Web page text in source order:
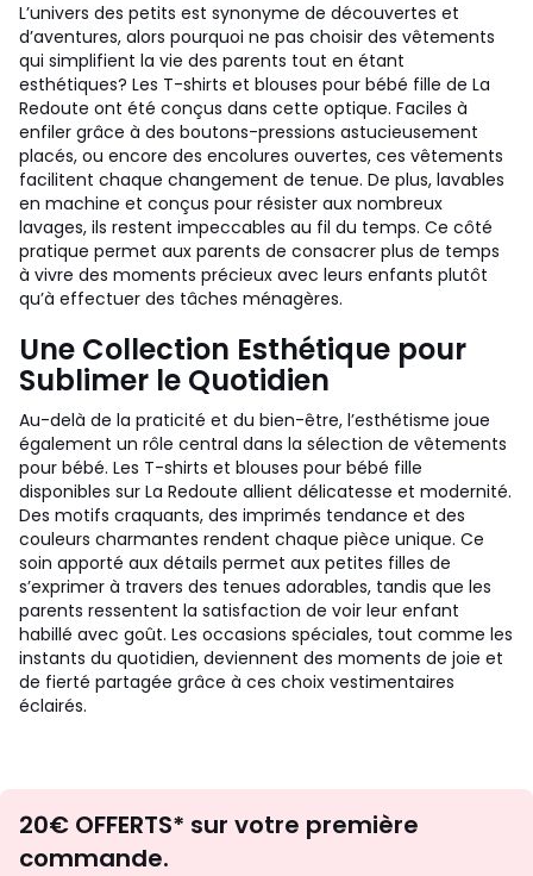
L’univers des petits est synonyme de découvertes et
d’aventures, alors pourquoi ne pas choisir des vêtements
qui simplifient la vie des parents tout en étant
esthétiques? Les T-shirts et blouses pour bébé fille de La
Redoute ont été conçus dans cette optique. Faciles à
enfiler grâce à des boutons-pressions astucieusement
placés, ou encore des encolures ouvertes, ces vêtements
facilitent chaque changement de tenue. De plus, lavables
en machine et conçus pour résister aux nombreux
lavages, ils restent impeccables au fil du temps. Ce côté
pratique permet aux parents de consacrer plus de temps
à vivre des moments précieux avec leurs enfants plutôt
qu’à effectuer des tâches ménagères.
Une Collection Esthétique pour
Sublimer le Quotidien
Au-delà de la praticité et du bien-être, l’esthétisme joue
également un rôle central dans la sélection de vêtements
pour bébé. Les T-shirts et blouses pour bébé fille
disponibles sur La Redoute allient délicatesse et modernité.
Des motifs craquants, des imprimés tendance et des
couleurs charmantes rendent chaque pièce unique. Ce
soin apporté aux détails permet aux petites filles de
s’exprimer à travers des tenues adorables, tandis que les
parents ressentent la satisfaction de voir leur enfant
habillé avec goût. Les occasions spéciales, tout comme les
instants du quotidien, deviennent des moments de joie et
de fierté partagée grâce à ces choix vestimentaires
éclairés.
d'inspirations
20€ OFFERTS* sur votre première
commande.